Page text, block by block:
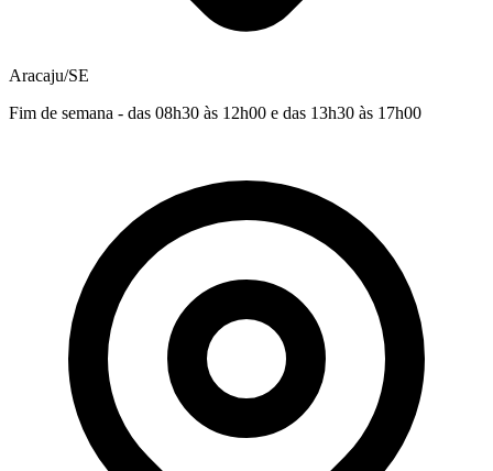
Aracaju/SE
Fim de semana - das 08h30 às 12h00 e das 13h30 às 17h00